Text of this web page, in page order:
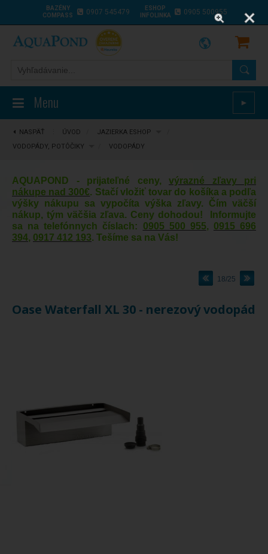
BAZÉNY
COMPASS
0907 545479
ESHOP
INFOLINKA
0905 500955
Menu ►
NASPÄŤ ÚVOD JAZIERKA ESHOP
VODOPÁDY, POTÔČIKY
VODOPÁDY
AQUAPOND - prijateľné ceny, výrazné zľavy pri
nákupe nad 300€. Stačí vložiť tovar do košíka a podľa
výšky nákupu sa vypočíta výška zľavy. Čím väčší
nákup, tým väčšia zľava. Ceny dohodou! Informujte
sa na telefónnych číslach: 0905 500 955, 0915 696
394, 0917 412 193. Tešíme sa na Vás!
18/25
Oase Waterfall XL 30 - nerezový vodopád